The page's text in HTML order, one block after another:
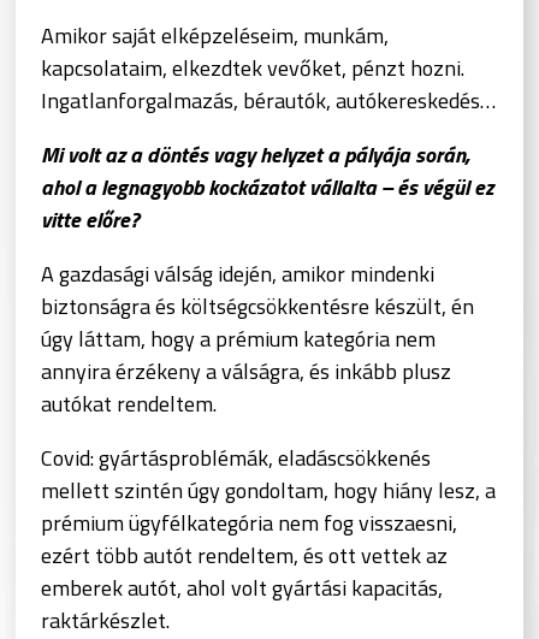
Amikor saját elképzeléseim, munkám,
kapcsolataim, elkezdtek vevőket, pénzt hozni.
Ingatlanforgalmazás, bérautók, autókereskedés…
Mi volt az a döntés vagy helyzet a pályája során,
ahol a legnagyobb kockázatot vállalta – és végül ez
vitte előre?
A gazdasági válság idején, amikor mindenki
biztonságra és költségcsökkentésre készült, én
úgy láttam, hogy a prémium kategória nem
annyira érzékeny a válságra, és inkább plusz
autókat rendeltem.
Covid: gyártásproblémák, eladáscsökkenés
mellett szintén úgy gondoltam, hogy hiány lesz, a
prémium ügyfélkategória nem fog visszaesni,
ezért több autót rendeltem, és ott vettek az
emberek autót, ahol volt gyártási kapacitás,
raktárkészlet.